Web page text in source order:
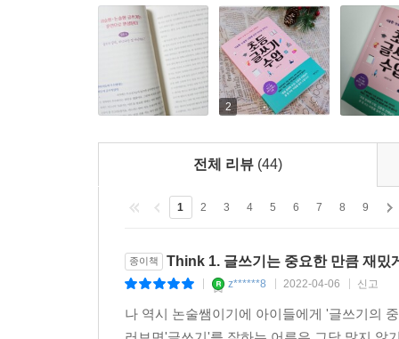
2
전체 리뷰 (44)
1 2 3 4 5 6 7 8 9
종이책 Think 1. 글쓰기는 중요한 만큼 재밌
z******8 2022-04-06 신고
나 역시 논술쌤이기에 아이들에게 '글쓰기의